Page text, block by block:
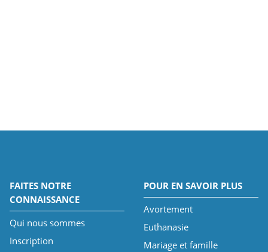
FAITES NOTRE
CONNAISSANCE
Qui nous sommes
Inscription
POUR EN SAVOIR PLUS
Avortement
Euthanasie
Mariage et famille